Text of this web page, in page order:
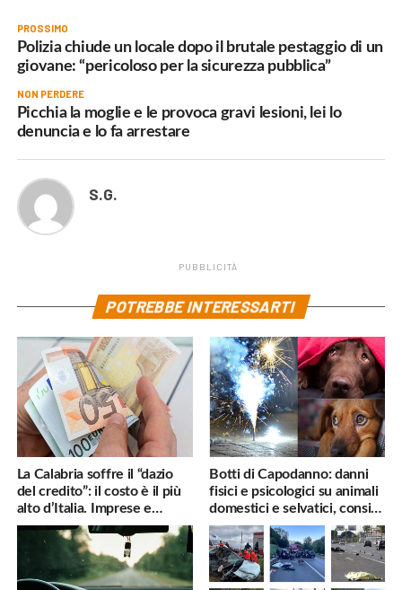
PROSSIMO
Polizia chiude un locale dopo il brutale pestaggio di un
giovane: “pericoloso per la sicurezza pubblica”
NON PERDERE
Picchia la moglie e le provoca gravi lesioni, lei lo
denuncia e lo fa arrestare
S.G.
PUBBLICITÀ
POTREBBE INTERESSARTI
La Calabria soffre il “dazio
del credito”: il costo è il più
alto d’Italia. Imprese e
famiglie penalizzate
Botti di Capodanno: danni
fisici e psicologici su animali
domestici e selvatici, consigli
utili